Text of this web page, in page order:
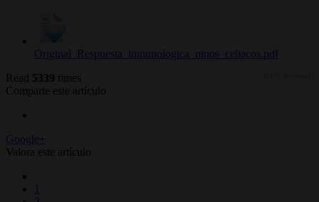
Original_Respuesta_inmunologica_ninos_celiacos.pdf
Read 5339 times
Comparte este artículo
Google+
Valora este artículo
1